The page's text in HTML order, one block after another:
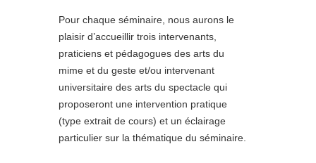
Pour chaque séminaire, nous aurons le
plaisir d’accueillir trois intervenants,
praticiens et pédagogues des arts du
mime et du geste et/ou intervenant
universitaire des arts du spectacle qui
proposeront une intervention pratique
(type extrait de cours) et un éclairage
particulier sur la thématique du séminaire.